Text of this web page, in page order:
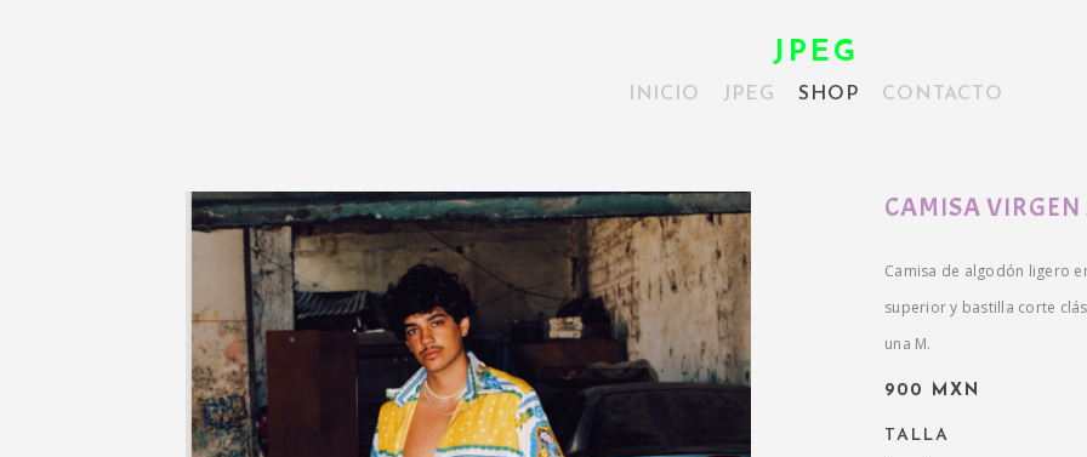
JPEG
INICIO JPEG SHOP CONTACTO
CAMISA
Camisa de algodón ligero
superior y bastilla corte
una M.
900 MXN
TALLA